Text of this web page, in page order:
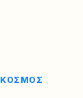
ΚΌΣΜΟΣ